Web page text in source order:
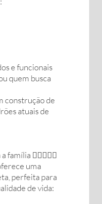
e funcionais
quem busca
construção de
atuais de
família 🏊‍♂️🏋️‍♀️🎉
uma
perfeita para
de vida: